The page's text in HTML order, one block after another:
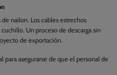
nailon. Los cables estrechos
Un proceso de descarga sin
de exportación.
para asegurarse de que el personal de